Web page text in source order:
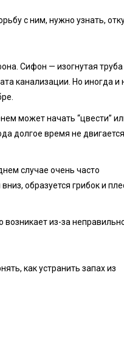
с ним, нужно узнать,
Сифон — изогнутая
канализации. Но иногда и
может начать “цвести”
долгое время не
случае очень часто
образуется грибок и
из-за
как устранить запах из